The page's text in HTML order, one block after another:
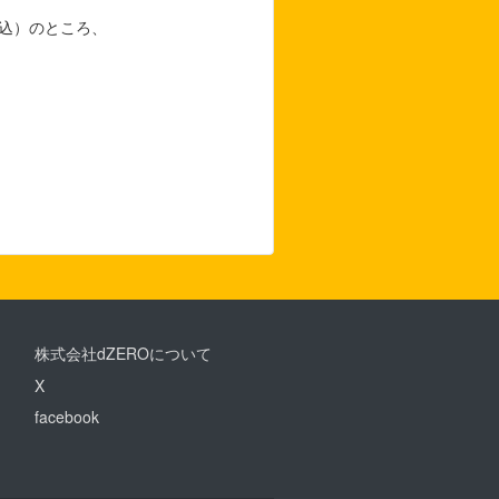
のところ、
株式会社dZEROについて
X
facebook